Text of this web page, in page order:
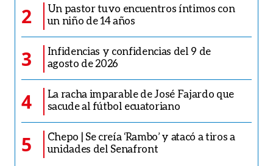
2
Un pastor tuvo encuentros íntimos con
un niño de 14 años
3
Infidencias y confidencias del 9 de
agosto de 2026
4
La racha imparable de José Fajardo que
sacude al fútbol ecuatoriano
5
Chepo | Se creía ‘Rambo’ y atacó a tiros a
unidades del Senafront